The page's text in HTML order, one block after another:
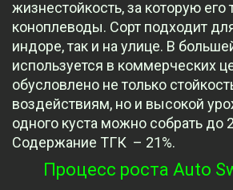
жизнестойкость, за которую его
коноплеводы. Сорт подходит
индоре, так и на улице. В
используется в коммерческих
обусловлено не только
воздействиям, но и высокой
одного куста можно собрать до
Содержание ТГК – 21%.
Процесс роста Auto